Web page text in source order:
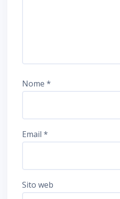
Nome *
Email *
Sito web